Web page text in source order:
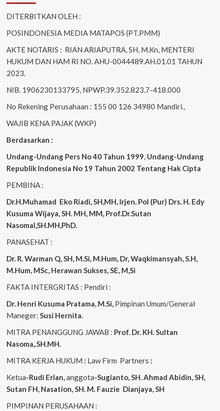
DITERBITKAN OLEH :
POSINDONESIA MEDIA MATAPOS (PT.PMM)
AKTE NOTARIS : RIAN ARIAPUTRA, SH, M.Kn, MENTERI
HUKUM DAN HAM RI NO. AHU-0044489.AH.01.01 TAHUN
2023.
NIB. 1906230133795, NPWP.39.352.823.7-418.000
No Rekening Perusahaan : 155 00 126 34980 Mandiri.,
WAJIB KENA PAJAK (WKP)
Berdasarkan :
Undang-Undang Pers No 40 Tahun 1999, Undang-Undang
Republik Indonesia No 19 Tahun 2002 Tentang Hak Cipta
PEMBINA :
Dr.H.Muhamad Eko Riadi, SH,MH, Irjen. Pol (Pur) Drs. H. Edy
Kusuma Wijaya, SH. MH, MM, Prof.Dr.Sutan
Nasomal,SH.MH,PhD.
PANASEHAT :
Dr. R. Warman Q, SH, M.Si, M.Hum, Dr, Waqkimansyah, S.H,
M.Hum, MSc, Herawan Sukses, SE, M,Si
FAKTA INTERGRITAS : Pendiri :
Dr. Henri Kusuma Pratama, M.Si, Pimpinan Umum/General
Maneger: Susi Hernita.
MITRA PENANGGUNG JAWAB : Prof. Dr. KH. Sultan
Nasoma,.SH.MH.
MITRA KERJA HUKUM : Law Firm Partners :
Ketua-Rudi Erlan,anggota-Sugianto, SH. Ahmad Abidin, SH,
Sutan FH, Nasation, SH. M. Fauzie Dianjaya, SH
PIMPINAN PERUSAHAAN :